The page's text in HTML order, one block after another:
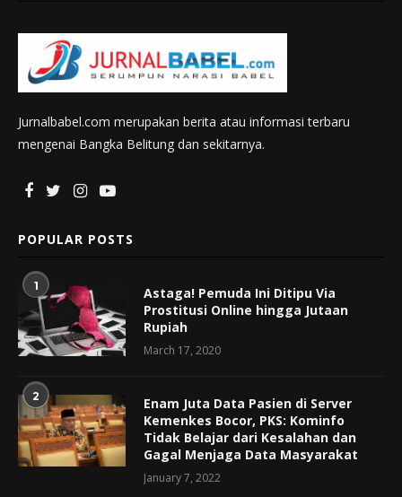
Jurnalbabel.com merupakan berita atau informasi terbaru
mengenai Bangka Belitung dan sekitarnya.
POPULAR POSTS
1
Astaga! Pemuda Ini Ditipu Via
Prostitusi Online hingga Jutaan
Rupiah
March 17, 2020
2
Enam Juta Data Pasien di Server
Kemenkes Bocor, PKS: Kominfo
Tidak Belajar dari Kesalahan dan
Gagal Menjaga Data Masyarakat
January 7, 2022